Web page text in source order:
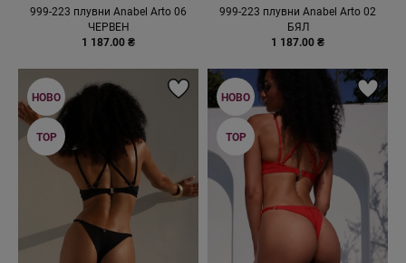
999-223 плувни Anabel Arto 06
ЧЕРВЕН
1 187.00 ₴
999-223 плувни Anabel Arto 02
БЯЛ
1 187.00 ₴
НОВО
TOP
НОВО
TOP